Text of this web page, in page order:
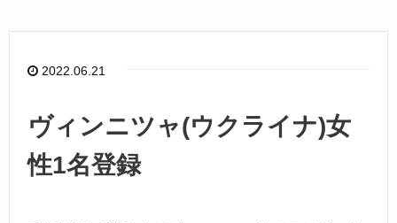
b
o
k
2022.06.21
ヴィンニツャ(ウクライナ)女
性1名登録